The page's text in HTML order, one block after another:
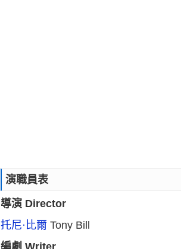
演職員表
導演 Director
托尼·比爾 Tony Bill
編劇 Writer